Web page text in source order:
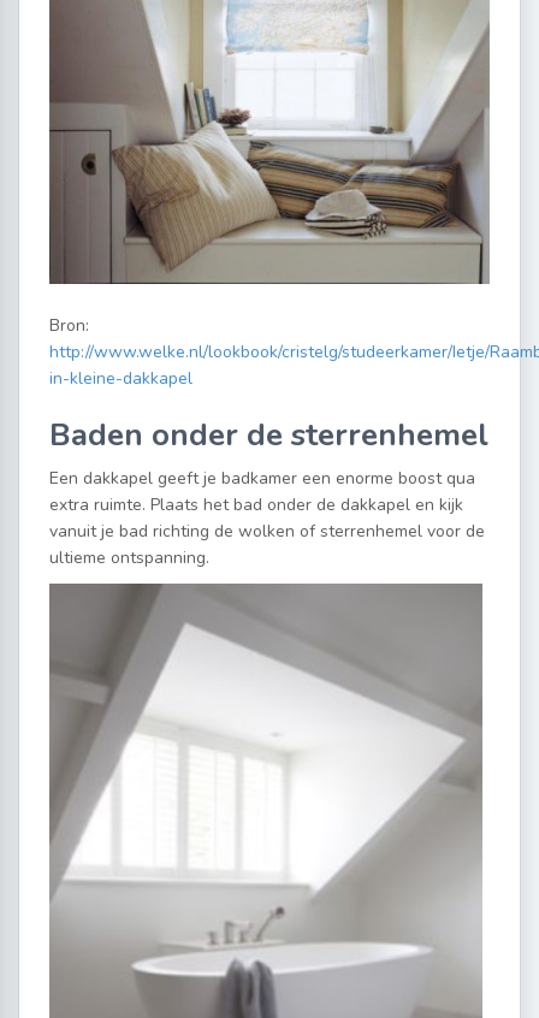
Bron:
http://www.welke.nl/lookbook/cristelg/studeerkamer/Ietje/
in-kleine-dakkapel
Baden onder de sterrenhemel
Een dakkapel geeft je badkamer een enorme boost qua
extra ruimte. Plaats het bad onder de dakkapel en kijk
vanuit je bad richting de wolken of sterrenhemel voor de
ultieme ontspanning.